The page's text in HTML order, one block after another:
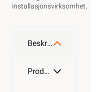
installasjonsvirksomhet.
Beskrivelse
Produktdetaljer